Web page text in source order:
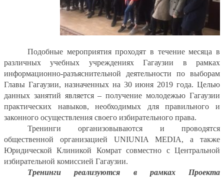
Подобные мероприятия проходят в течение месяца в
различных учебных учреждениях Гагаузии в рамках
информационно-разъяснительной деятельности по выборам
Главы Гагаузии, назначенных на 30 июня 2019 года. Целью
данных занятий является – получение молодежью Гагаузии
практических навыков, необходимых для правильного и
законного осуществления своего избирательного права.
Тренинги организовываются и проводятся
общественной организацией UNIUNIA MEDIA, а также
Юридической Клиникой Комрат совместно с Центральной
избирательной комиссией Гагаузии.
Тренинги реализуются в рамках Проекта